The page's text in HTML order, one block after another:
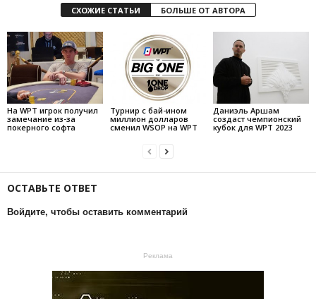
СХОЖИЕ СТАТЬИ БОЛЬШЕ ОТ АВТОРА
На WPT игрок получил
замечание из-за
покерного софта
Турнир с бай-ином
миллион долларов
сменил WSOP на WPT
Даниэль Аршам
создаст чемпионский
кубок для WPT 2023
ОСТАВЬТЕ ОТВЕТ
Войдите, чтобы оставить комментарий
Реклама